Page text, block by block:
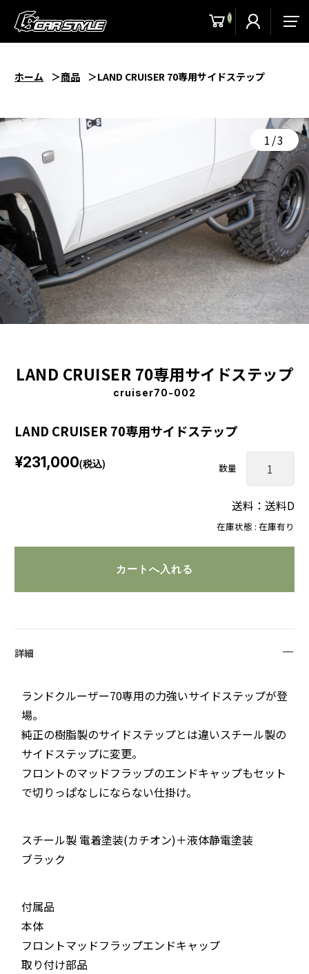
0
ホーム 商品 LAND CRUISER 70専用サイドステップ
1/3
LAND CRUISER 70専用サイドステップ
cruiser70-002
LAND CRUISER 70専用サイドステップ
在庫状態 : 在庫有り
¥231,000(税込) 数量
送料：送料D
詳細
ランドクルーザー70専用の力強いサイドステップが登
場。
純正の樹脂製のサイドステップとは違いスチール製の
サイドステップに変更。
フロントのマッドフラップのエンドキャップもセット
で切りっぱなしにならない仕掛け。
スチール製 電着塗装(カチオン)＋液体静電塗装
ブラック
付属品
本体
フロントマッドフラップエンドキャップ
取り付け部品